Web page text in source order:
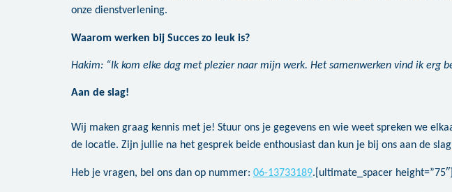
onze dienstverlening.
Waarom werken bij Succes zo leuk is?
Hakim: “Ik kom elke dag met plezier naar mijn werk. Het samenwerken vind ik erg
Aan de slag!
Wij maken graag kennis met je! Stuur ons je gegevens en wie weet spreken we
de locatie. Zijn jullie na het gesprek beide enthousiast dan kun je bij ons aan de
Heb je vragen, bel ons dan op nummer: 06-13733189.[ultimate_spacer